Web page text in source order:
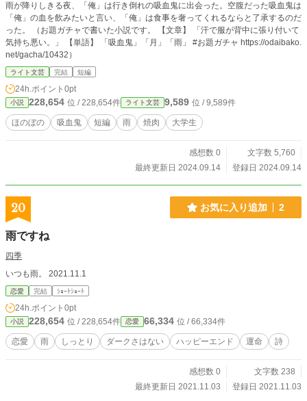
雨が降りしきる夜、「俺」は行き倒れの吸血鬼に出会った。空腹だった吸血鬼は
「俺」の血を飲みたいと言い、「俺」は食事を奢ってくれるならと了承するのだ
った。 （お題ガチャで書いた小説です。 【文章】 「汗で服が背中に張り付いて
気持ち悪い。」 【単語】 「吸血鬼」「月」「雨」 #お題ガチャ https://odaibako.
net/gacha/10432）
ライト文芸 完結 短編
24h.ポイント 0pt
小説 228,654 位 / 228,654件 ライト文芸 9,589 位 / 9,589件
ほのぼの 吸血鬼 短編 雨 焼肉 大学生
感想数 0
文字数 5,760
最終更新日 2024.09.14
登録日 2024.09.14
20 お気に入り追加 2
雨ですね
四季
いつも雨。 2021.11.1
恋愛 完結 ｼｮｰﾄｼｮｰﾄ
24h.ポイント 0pt
小説 228,654 位 / 228,654件 恋愛 66,334 位 / 66,334件
恋愛 雨 しっとり ダークさはない ハッピーエンド 運命 詩
感想数 0
文字数 238
最終更新日 2021.11.03
登録日 2021.11.03